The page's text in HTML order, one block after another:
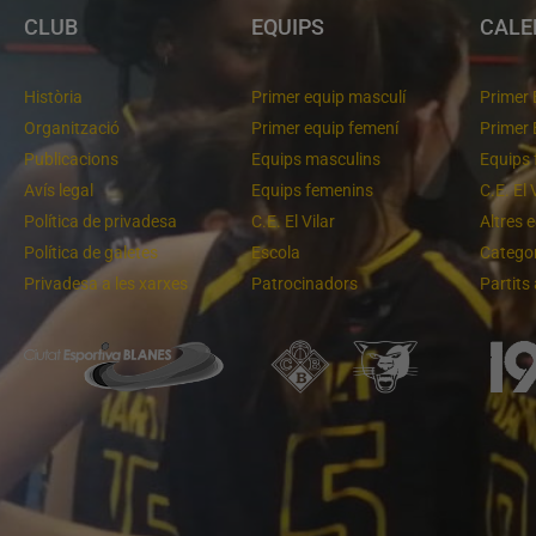
CLUB
Història
Organització
Publicacions
Avís legal
Política de privadesa
Política de galetes
Privadesa a les xarxes
EQUIPS
Primer equip masculí
Primer equip femení
Equips masculins
Equips femenins
C.E. El Vilar
Escola
Patrocinadors
Primer
Primer
Equips
C.E. El
Altres
Partits
Un final rodó Cloenda de temporada